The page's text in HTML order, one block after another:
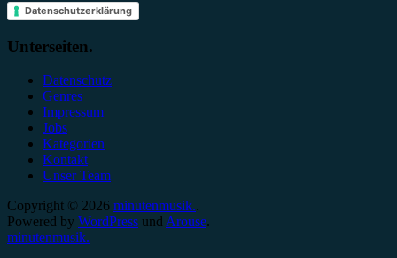
Datenschutzerklärung
Unterseiten.
Datenschutz
Genres
Impressum
Jobs
Kategorien
Kontakt
Unser Team
Copyright © 2026 minutenmusik..
Powered by WordPress und Arouse.
minutenmusik.